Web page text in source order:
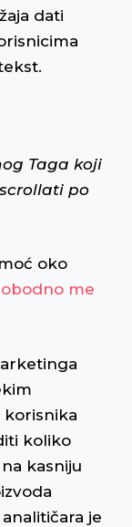
dati
Taga koji
po
oko
me
korisnika
koliko
kasniju
je